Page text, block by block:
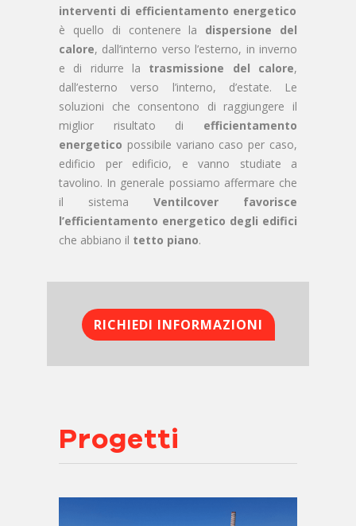
interventi di efficientamento energetico
è quello di contenere la dispersione del
calore, dall’interno verso l’esterno, in inverno
e di ridurre la trasmissione del calore,
dall’esterno verso l’interno, d’estate. Le
soluzioni che consentono di raggiungere il
miglior risultato di efficientamento
energetico possibile variano caso per caso,
edificio per edificio, e vanno studiate a
tavolino. In generale possiamo affermare che
il sistema Ventilcover favorisce
l’efficientamento energetico degli edifici
che abbiano il tetto piano.
RICHIEDI INFORMAZIONI
Progetti